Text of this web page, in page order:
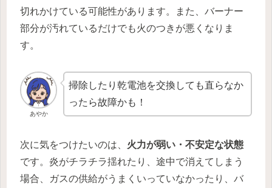
切れかけている可能性があります。また、バーナー
部分が汚れているだけでも火のつきが悪くなりま
す。
あやか
掃除したり乾電池を交換しても直らなか
ったら故障かも！
次に気をつけたいのは、 火力が弱い・不安定な状態
です。炎がチラチラ揺れたり、途中で消えてしまう
場合、ガスの供給がうまくいっていなかったり、バ